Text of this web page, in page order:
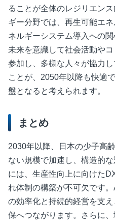
ることが全体のレジリエン
ギー分野では、再生可能エ
ネルギーシステム導入への
未来を意識して社会活動や
参加し、多様な人々が協力
ことが、2050年以降も快適
盤となると考えられます。
まとめ
2030年以降、日本の少子高
ない規模で加速し、構造的
には、生産性向上に向けた
れ体制の構築が不可欠です
の効率化と持続的経営を支
保へつながります。さらに